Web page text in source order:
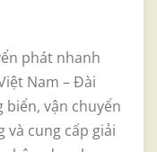
phát nhanh
Nam – Đài
biển, vận chuyển
và cung cấp giải